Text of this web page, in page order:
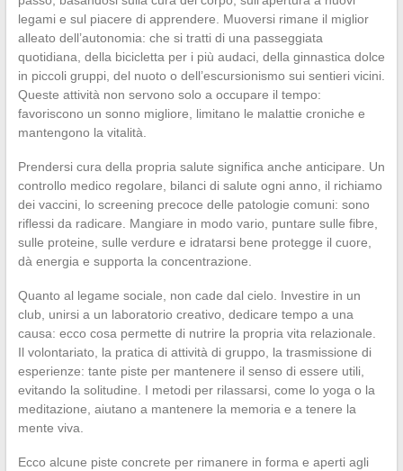
legami e sul piacere di apprendere. Muoversi rimane il miglior
alleato dell’autonomia: che si tratti di una passeggiata
quotidiana, della bicicletta per i più audaci, della ginnastica dolce
in piccoli gruppi, del nuoto o dell’escursionismo sui sentieri vicini.
Queste attività non servono solo a occupare il tempo:
favoriscono un sonno migliore, limitano le malattie croniche e
mantengono la vitalità.
Prendersi cura della propria salute significa anche anticipare. Un
controllo medico regolare, bilanci di salute ogni anno, il richiamo
dei vaccini, lo screening precoce delle patologie comuni: sono
riflessi da radicare. Mangiare in modo vario, puntare sulle fibre,
sulle proteine, sulle verdure e idratarsi bene protegge il cuore,
dà energia e supporta la concentrazione.
Quanto al legame sociale, non cade dal cielo. Investire in un
club, unirsi a un laboratorio creativo, dedicare tempo a una
causa: ecco cosa permette di nutrire la propria vita relazionale.
Il volontariato, la pratica di attività di gruppo, la trasmissione di
esperienze: tante piste per mantenere il senso di essere utili,
evitando la solitudine. I metodi per rilassarsi, come lo yoga o la
meditazione, aiutano a mantenere la memoria e a tenere la
mente viva.
Ecco alcune piste concrete per rimanere in forma e aperti agli